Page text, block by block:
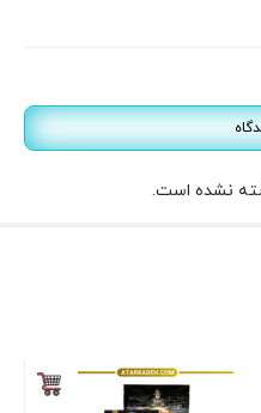
نشده است.